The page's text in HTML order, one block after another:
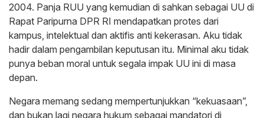
2004. Panja RUU yang kemudian di sahkan sebagai UU di
Rapat Paripurna DPR RI mendapatkan protes dari
kampus, intelektual dan aktifis anti kekerasan. Aku tidak
hadir dalam pengambilan keputusan itu. Minimal aku tidak
punya beban moral untuk segala impak UU ini di masa
depan.
Negara memang sedang mempertunjukkan “kekuasaan”,
dan bukan lagi negara hukum sebagai mandatori di